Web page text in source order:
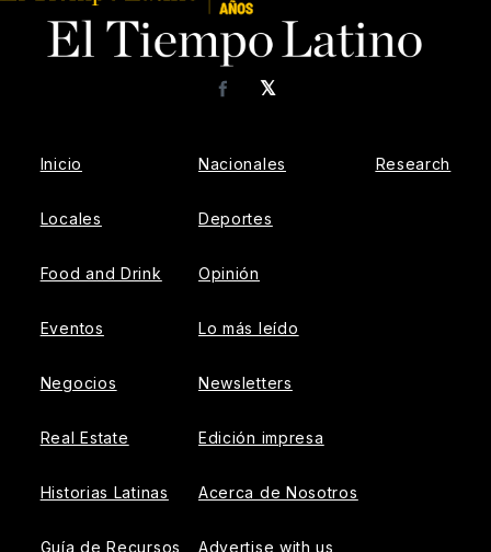
𝕏
Facebook
Inicio
Locales
Food and Drink
Eventos
Negocios
Real Estate
Historias Latinas
Guía de Recursos
Nacionales
Deportes
Opinión
Lo más leído
Newsletters
Edición impresa
Acerca de Nosotros
Advertise with us
Research